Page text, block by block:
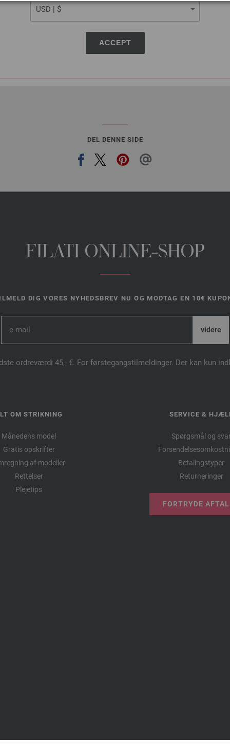
ACCEPT
% Ren, ny merinould
100 % Ren, ny
eks. moms, med tillæg af
DEL DENNE SIDE
FILATI ONLINE-SHOP
DIG VORES NYHEDSBREV NU OG MODTAG EN 10€
ordreværdi 45,- €. For førstegangstilmeldinger. Der kan kun
OM STRIKNING
Månedens model
Gratis opskrifter
af modeller
Rettelser
Plejetips
SERVICE &
Spørgsmål og
Betalingstyper
Returneringer
FORTRYDE